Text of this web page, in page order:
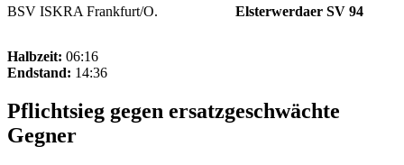
BSV ISKRA Frankfurt/O. Elsterwerdaer SV 94
Halbzeit: 06:16
Endstand: 14:36
Pflichtsieg gegen ersatzgeschwächte
Gegner